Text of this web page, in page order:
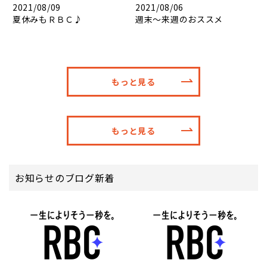
2021/08/09
夏休みもＲＢＣ♪
2021/08/06
週末～来週のおススメ
もっと見る
もっと見る
お知らせのブログ新着